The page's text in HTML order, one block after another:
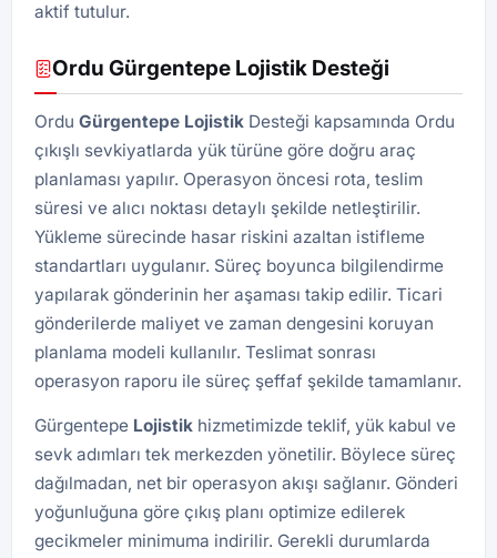
aktif tutulur.
Ordu Gürgentepe Lojistik Desteği
Ordu Gürgentepe Lojistik Desteği kapsamında Ordu
çıkışlı sevkiyatlarda yük türüne göre doğru araç
planlaması yapılır. Operasyon öncesi rota, teslim
süresi ve alıcı noktası detaylı şekilde netleştirilir.
Yükleme sürecinde hasar riskini azaltan istifleme
standartları uygulanır. Süreç boyunca bilgilendirme
yapılarak gönderinin her aşaması takip edilir. Ticari
gönderilerde maliyet ve zaman dengesini koruyan
planlama modeli kullanılır. Teslimat sonrası
operasyon raporu ile süreç şeffaf şekilde tamamlanır.
Gürgentepe Lojistik hizmetimizde teklif, yük kabul ve
sevk adımları tek merkezden yönetilir. Böylece süreç
dağılmadan, net bir operasyon akışı sağlanır. Gönderi
yoğunluğuna göre çıkış planı optimize edilerek
gecikmeler minimuma indirilir. Gerekli durumlarda